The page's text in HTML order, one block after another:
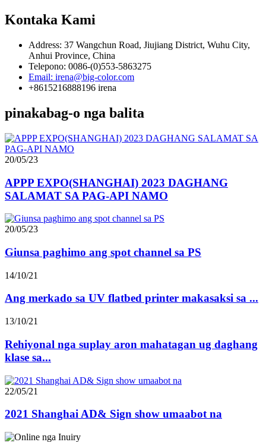
Kontaka Kami
Address: 37 Wangchun Road, Jiujiang District, Wuhu City,
Anhui Province, China
Telepono: 0086-(0)553-5863275
Email: irena@big-color.com
+8615216888196 irena
pinakabag-o nga balita
20/05/23
APPP EXPO(SHANGHAI) 2023 DAGHANG
SALAMAT SA PAG-API NAMO
20/05/23
Giunsa paghimo ang spot channel sa PS
14/10/21
Ang merkado sa UV flatbed printer makasaksi sa ...
13/10/21
Rehiyonal nga suplay aron mahatagan ug daghang
klase sa...
22/05/21
2021 Shanghai AD& Sign show umaabot na